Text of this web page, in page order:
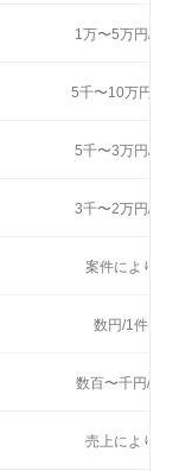
1万〜5万円/件
5千〜10万円/件
5千〜3万円/件
3千〜2万円/件
案件により
数円/1件
数百〜千円/件
売上により